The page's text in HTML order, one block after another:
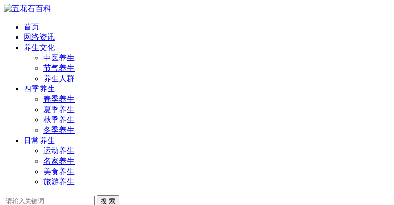
首页
网络资讯
养生文化
中医养生
节气养生
养生人群
四季养生
春季养生
夏季养生
秋季养生
冬季养生
日常养生
运动养生
名家养生
美食养生
旅游养生
搜 索